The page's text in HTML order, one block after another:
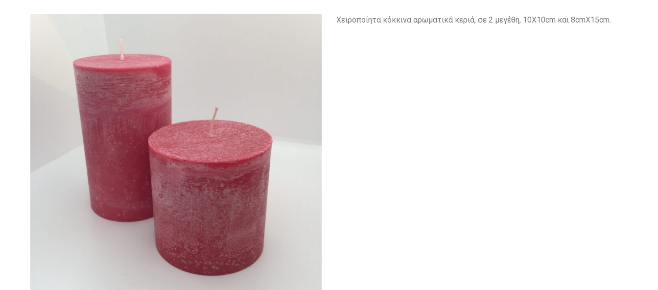
Χειροποίητα κόκκινα αρωματικά κεριά, σε 2 μεγέθη, 10Χ10cm και 8cmΧ15cm.